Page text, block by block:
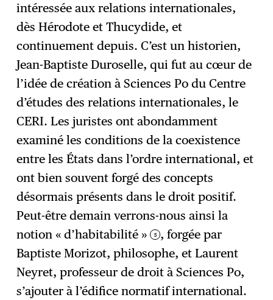
intéressée aux relations internationales,
dès Hérodote et Thucydide, et
continuement depuis. C’est un historien,
Jean-Baptiste Duroselle, qui fut au cœur de
l’idée de création à Sciences Po du Centre
d’études des relations internationales, le
CERI. Les juristes ont abondamment
examiné les conditions de la coexistence
entre les États dans l’ordre international, et
ont bien souvent forgé des concepts
désormais présents dans le droit positif.
Peut-être demain verrons-nous ainsi la
notion « d’habitabilité » 5 , forgée par
Baptiste Morizot, philosophe, et Laurent
Neyret, professeur de droit à Sciences Po,
s’ajouter à l’édifice normatif international.